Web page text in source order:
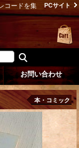
コードを集
PCサイト
お問い合わせ
本・コミック